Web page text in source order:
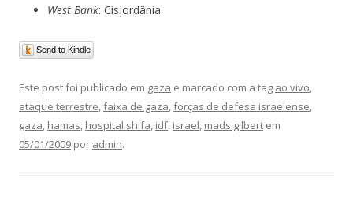
West Bank: Cisjordânia.
Send to Kindle
Este post foi publicado em gaza e marcado com a tag ao vivo,
ataque terrestre,faixa de gaza,forças de defesa israelense,
gaza, hamas, hospital shifa, idf, israel, mads gilbert em
05/01/2009 por admin.